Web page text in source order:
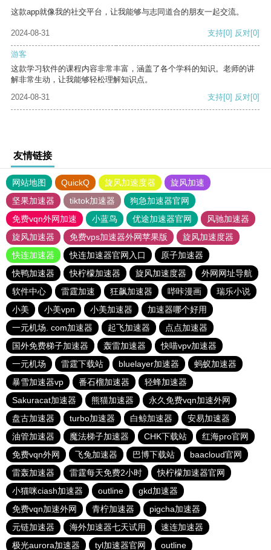
这款app就像我的社交平台，让我能够与志同道合的朋友一起交流。
2024-08-31 支持[0] 反对[0]
游客
这款学习软件的课程内容非常丰富，涵盖了各个学科的知识。老师的讲
解非常生动，让我能够轻松理解知识点。
2024-08-31
支持[0] 反对[0]
友情链接
网站地图 QuickQ 旋风加速度器
旋风加速
坚果加速器
tiktok加速器
狗急加速器官网
免费vqn外网加速
小蓝鸟 优途加速器官网
风驰加速器
旋风加速器
免费vps加速器外网苹果版
旋风加速度器
快连加速器
快连加速器官网入口
原子加速器
快鸭加速器
快柠檬加速器 旋风加速度器
外网网址导航
软件中心
雷霆加速 狂飙加速器 哔咔漫画
瑞乐小说
小美
小美vpn 小美加速器
加速器哪个好用
一元机场. com加速器
起飞加速器
点点加速器
国外免费梯子加速器
轰雷加速器
快喵vpv加速器
一元机场
雷霆下载站 bluelayer加速器
蚂蚁加速器
暴雪加速器vp
番石榴加速器
轻蜂加速器
Sakuracat加速器
熊猫加速器
永久免费vqn加速外网
盘古加速器
turbo加速器 白鲸加速器
安易加速器
油管加速器
魔法梯子加速器 CHK下载站
红海pro官网
免费vqn外网
飞兔加速器 巴博下载站
baacloud官网
雷轰加速器
雷霆每天免费2小时
快柠檬加速器官网
小猫咪ciash加速器
outline
gkd加速器
免费vqn加速外网
青柠加速器
pigcha加速器
元链加速器
海外加速器七天试用
速连加速器
极光aurora加速器
tyl加速器官网 outline